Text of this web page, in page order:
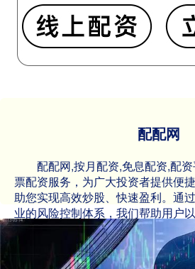
配配网
配配网,按月配资,免息配资,配
票配资服务，为广大投资者提供便
助您实现高效炒股、快速盈利。通
业的风险控制体系，我们帮助用户
的投资机会。无论您是新手还是资
到适合自己的配资策略。选择我们
抓住股市机遇，实现财富增值！